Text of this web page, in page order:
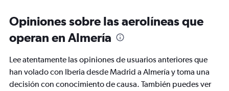
categories.
chart
1
Y
axis
Opiniones sobre las aerolíneas que
operan en Almería
Lee atentamente las opiniones de usuarios anteriores que
han volado con Iberia desde Madrid a Almería y toma una
decisión con conocimiento de causa. También puedes ver